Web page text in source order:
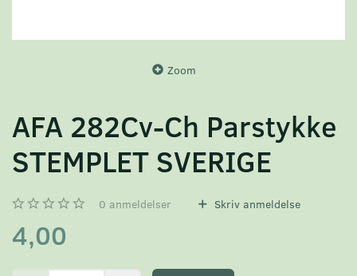
Zoom
AFA 282Cv-Ch Parstykke
STEMPLET SVERIGE
0 anmeldelser Skriv anmeldelse
4,00